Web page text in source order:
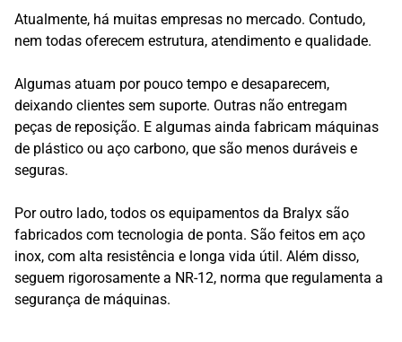
Atualmente, há muitas empresas no mercado. Contudo,
nem todas oferecem estrutura, atendimento e qualidade.
Algumas atuam por pouco tempo e desaparecem,
deixando clientes sem suporte. Outras não entregam
peças de reposição. E algumas ainda fabricam máquinas
de plástico ou aço carbono, que são menos duráveis e
seguras.
Por outro lado, todos os equipamentos da Bralyx são
fabricados com tecnologia de ponta. São feitos em aço
inox, com alta resistência e longa vida útil. Além disso,
seguem rigorosamente a NR-12, norma que regulamenta a
segurança de máquinas.